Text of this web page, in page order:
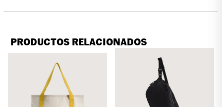
PRODUCTOS RELACIONADOS